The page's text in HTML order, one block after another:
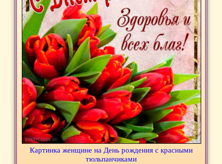
Картинка женщине на День рождения с красными
тюльпанчиками